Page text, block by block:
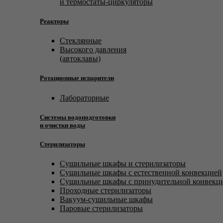
Реакторы
Стеклянные
Высокого давления
(автоклавы)
Ротационные испарители
Лабораторные
Системы водоподготовки
и очистки воды
Стерилизаторы
Сушильные шкафы и стерилизаторы
Сушильные шкафы с естественной конвекцией
Сушильные шкафы с принудительной
Проходные стерилизаторы
Вакуум-сушильные шкафы
Паровые стерилизаторы